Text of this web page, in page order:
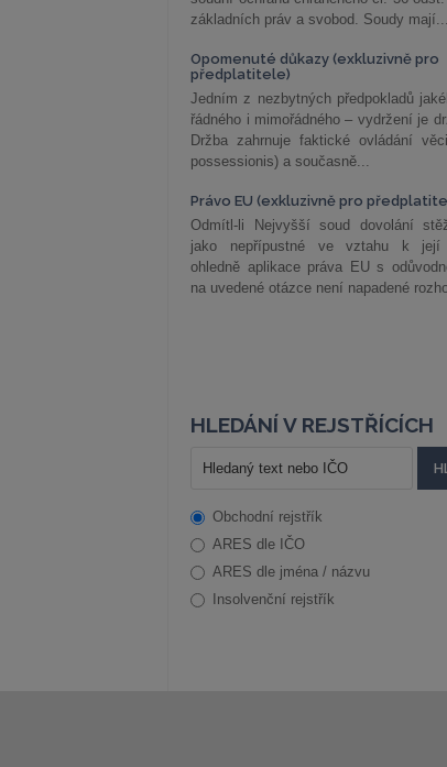
základních práv a svobod. Soudy mají...
Opomenuté důkazy (exkluzivně pro
předplatitele)
Jedním z nezbytných předpokladů
řádného i mimořádného – vydržení je
Držba zahrnuje faktické ovládání
possessionis) a současně...
Právo EU (exkluzivně pro
Odmítl-li Nejvyšší soud dovolání
jako nepřípustné ve vztahu k její
ohledně aplikace práva EU s
na uvedené otázce není napadené
HLEDÁNÍ V REJSTŘÍCÍCH
Obchodní rejstřík
ARES dle IČO
ARES dle jména / názvu
Insolvenční rejstřík